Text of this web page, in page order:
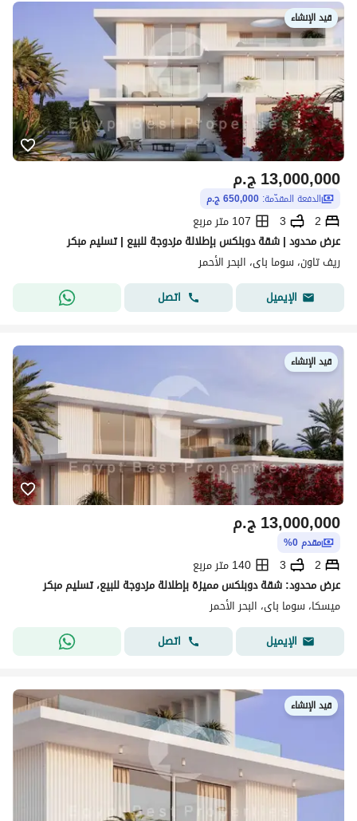
قيد الإنشاء
ج.م13,000,000
الدفعة المقدّمة: 650,000 ج.م
2
3
107 متر مربع
عرض محدود | شقة دوبلكس بإطلالة مزدوجة للبيع | تسليم مبكر
ريف تاون، سوما باى، البحر الأحمر
الإيميل
اتصل
قيد الإنشاء
ج.م13,000,000
مقدم 0%
2
3
140 متر مربع
عرض محدود: شقة دوبلكس مميزة بإطلالة مزدوجة للبيع، تسليم مبكر
ميسكا، سوما باى، البحر الأحمر
الإيميل
اتصل
قيد الإنشاء